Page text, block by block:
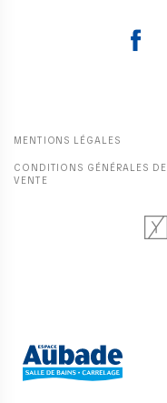
MENTIONS LÉGALES
CONDITIONS GÉNÉRALES DE
VENTE